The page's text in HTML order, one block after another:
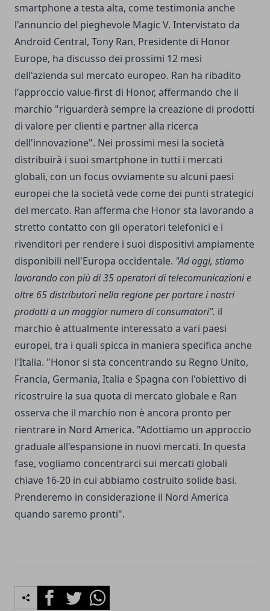
smartphone a testa alta, come testimonia anche
l'annuncio del pieghevole Magic V. Intervistato da
Android Central, Tony Ran, Presidente di Honor
Europe, ha discusso dei prossimi 12 mesi
dell'azienda sul mercato europeo. Ran ha ribadito
l'approccio value-first di Honor, affermando che il
marchio "riguarderà sempre la creazione di prodotti
di valore per clienti e partner alla ricerca
dell'innovazione". Nei prossimi mesi la società
distribuirà i suoi smartphone in tutti i mercati
globali, con un focus ovviamente su alcuni paesi
europei che la società vede come dei punti strategici
del mercato. Ran afferma che Honor sta lavorando a
stretto contatto con gli operatori telefonici e i
rivenditori per rendere i suoi dispositivi ampiamente
disponibili nell'Europa occidentale. "Ad oggi, stiamo
lavorando con più di 35 operatori di telecomunicazioni e
oltre 65 distributori nella regione per portare i nostri
prodotti a un maggior numero di consumatori". il
marchio è attualmente interessato a vari paesi
europei, tra i quali spicca in maniera specifica anche
l'Italia. "Honor si sta concentrando su Regno Unito,
Francia, Germania, Italia e Spagna con l'obiettivo di
ricostruire la sua quota di mercato globale e Ran
osserva che il marchio non è ancora pronto per
rientrare in Nord America. "Adottiamo un approccio
graduale all'espansione in nuovi mercati. In questa
fase, vogliamo concentrarci sui mercati globali
chiave 16-20 in cui abbiamo costruito solide basi.
Prenderemo in considerazione il Nord America
quando saremo pronti".
FacebookTwitterWhatsapp